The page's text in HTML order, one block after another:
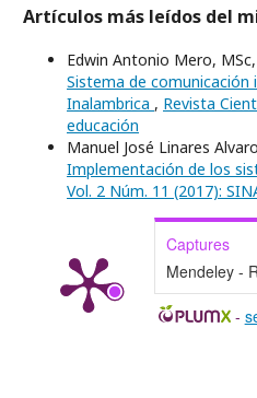
Artículos más leídos del
Edwin Antonio Mero,
Sistema de
Inalambrica , Revista
educación
Manuel José Linares
Implementación de los
Vol. 2 Núm. 11 (2017):
Captures
Mendeley -
-